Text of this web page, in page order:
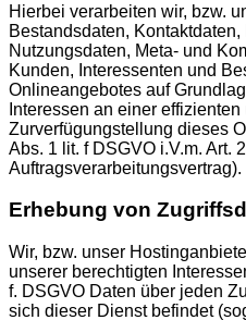
Hierbei verarbeiten wir, bzw.
Bestandsdaten,
Nutzungsdaten, Meta- und
Kunden, Interessenten und
Onlineangebotes auf
Interessen an einer
Zurverfügungstellung dieses
Abs. 1 lit. f DSGVO i.V.m. Art.
Auftragsverarbeitungsvertrag).
Erhebung von
Wir, bzw. unser
unserer berechtigten
f. DSGVO Daten über jeden
sich dieser Dienst befindet